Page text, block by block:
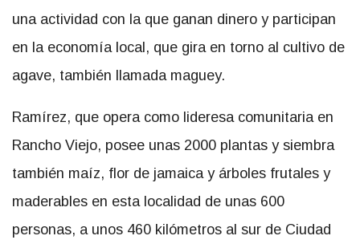
una actividad con la que ganan dinero y participan
en la economía local, que gira en torno al cultivo de
agave, también llamada maguey.
Ramírez, que opera como lideresa comunitaria en
Rancho Viejo, posee unas 2000 plantas y siembra
también maíz, flor de jamaica y árboles frutales y
maderables en esta localidad de unas 600
personas, a unos 460 kilómetros al sur de Ciudad